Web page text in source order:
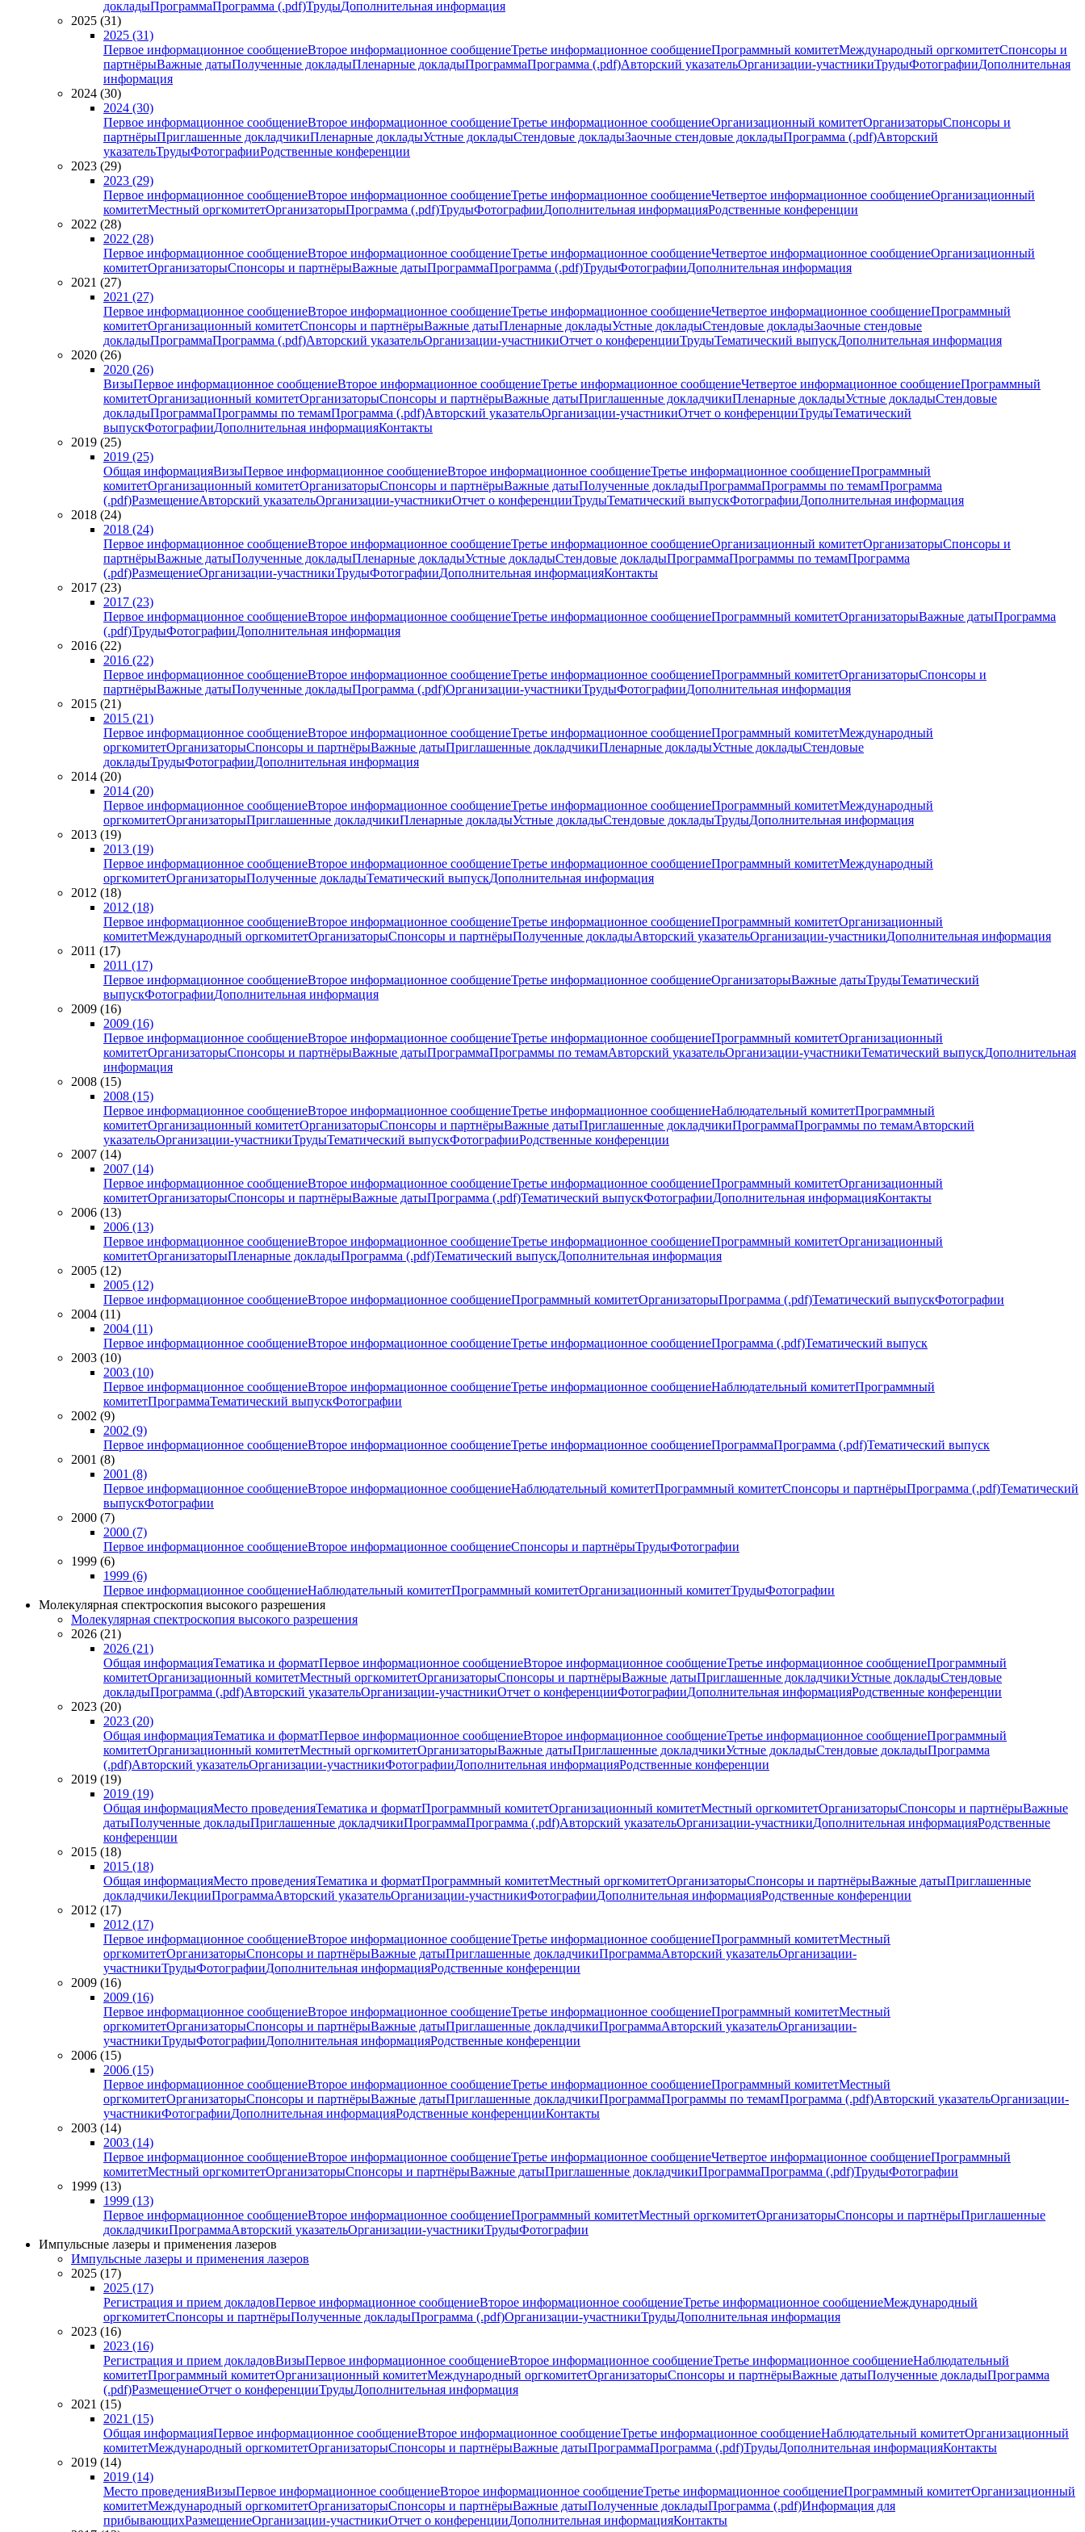
докладыПрограммаПрограмма (.pdf)ТрудыДополнительная информация
2025 (31)
2025 (31)
Первое информационное сообщениеВторое информационное сообщениеТретье информационное сообщениеПрограммный комитетМеждународный оргкомитетСпонсоры и
партнёрыВажные датыПолученные докладыПленарные докладыПрограммаПрограмма (.pdf)Авторский указательОрганизации-участникиТрудыФотографииДополнительная
информация
2024 (30)
2024 (30)
Первое информационное сообщениеВторое информационное сообщениеТретье информационное сообщениеОрганизационный комитетОрганизаторыСпонсоры и
партнёрыПриглашенные докладчикиПленарные докладыУстные докладыСтендовые докладыЗаочные стендовые докладыПрограмма (.pdf)Авторский
указательТрудыФотографииРодственные конференции
2023 (29)
2023 (29)
Первое информационное сообщениеВторое информационное сообщениеТретье информационное сообщениеЧетвертое информационное сообщениеОрганизационный
комитетМестный оргкомитетОрганизаторыПрограмма (.pdf)ТрудыФотографииДополнительная информацияРодственные конференции
2022 (28)
2022 (28)
Первое информационное сообщениеВторое информационное сообщениеТретье информационное сообщениеЧетвертое информационное сообщениеОрганизационный
комитетОрганизаторыСпонсоры и партнёрыВажные датыПрограммаПрограмма (.pdf)ТрудыФотографииДополнительная информация
2021 (27)
2021 (27)
Первое информационное сообщениеВторое информационное сообщениеТретье информационное сообщениеЧетвертое информационное сообщениеПрограммный
комитетОрганизационный комитетСпонсоры и партнёрыВажные датыПленарные докладыУстные докладыСтендовые докладыЗаочные стендовые
докладыПрограммаПрограмма (.pdf)Авторский указательОрганизации-участникиОтчет о конференцииТрудыТематический выпускДополнительная информация
2020 (26)
2020 (26)
ВизыПервое информационное сообщениеВторое информационное сообщениеТретье информационное сообщениеЧетвертое информационное сообщениеПрограммный
комитетОрганизационный комитетОрганизаторыСпонсоры и партнёрыВажные датыПриглашенные докладчикиПленарные докладыУстные докладыСтендовые
докладыПрограммаПрограммы по темамПрограмма (.pdf)Авторский указательОрганизации-участникиОтчет о конференцииТрудыТематический
выпускФотографииДополнительная информацияКонтакты
2019 (25)
2019 (25)
Общая информацияВизыПервое информационное сообщениеВторое информационное сообщениеТретье информационное сообщениеПрограммный
комитетОрганизационный комитетОрганизаторыСпонсоры и партнёрыВажные датыПолученные докладыПрограммаПрограммы по темамПрограмма
(.pdf)РазмещениеАвторский указательОрганизации-участникиОтчет о конференцииТрудыТематический выпускФотографииДополнительная информация
2018 (24)
2018 (24)
Первое информационное сообщениеВторое информационное сообщениеТретье информационное сообщениеОрганизационный комитетОрганизаторыСпонсоры и
партнёрыВажные датыПолученные докладыПленарные докладыУстные докладыСтендовые докладыПрограммаПрограммы по темамПрограмма
(.pdf)РазмещениеОрганизации-участникиТрудыФотографииДополнительная информацияКонтакты
2017 (23)
2017 (23)
Первое информационное сообщениеВторое информационное сообщениеТретье информационное сообщениеПрограммный комитетОрганизаторыВажные датыПрограмма
(.pdf)ТрудыФотографииДополнительная информация
2016 (22)
2016 (22)
Первое информационное сообщениеВторое информационное сообщениеТретье информационное сообщениеПрограммный комитетОрганизаторыСпонсоры и
партнёрыВажные датыПолученные докладыПрограмма (.pdf)Организации-участникиТрудыФотографииДополнительная информация
2015 (21)
2015 (21)
Первое информационное сообщениеВторое информационное сообщениеТретье информационное сообщениеПрограммный комитетМеждународный
оргкомитетОрганизаторыСпонсоры и партнёрыВажные датыПриглашенные докладчикиПленарные докладыУстные докладыСтендовые
докладыТрудыФотографииДополнительная информация
2014 (20)
2014 (20)
Первое информационное сообщениеВторое информационное сообщениеТретье информационное сообщениеПрограммный комитетМеждународный
оргкомитетОрганизаторыПриглашенные докладчикиПленарные докладыУстные докладыСтендовые докладыТрудыДополнительная информация
2013 (19)
2013 (19)
Первое информационное сообщениеВторое информационное сообщениеТретье информационное сообщениеПрограммный комитетМеждународный
оргкомитетОрганизаторыПолученные докладыТематический выпускДополнительная информация
2012 (18)
2012 (18)
Первое информационное сообщениеВторое информационное сообщениеТретье информационное сообщениеПрограммный комитетОрганизационный
комитетМеждународный оргкомитетОрганизаторыСпонсоры и партнёрыПолученные докладыАвторский указательОрганизации-участникиДополнительная информация
2011 (17)
2011 (17)
Первое информационное сообщениеВторое информационное сообщениеТретье информационное сообщениеОрганизаторыВажные датыТрудыТематический
выпускФотографииДополнительная информация
2009 (16)
2009 (16)
Первое информационное сообщениеВторое информационное сообщениеТретье информационное сообщениеПрограммный комитетОрганизационный
комитетОрганизаторыСпонсоры и партнёрыВажные датыПрограммаПрограммы по темамАвторский указательОрганизации-участникиТематический выпускДополнительная
информация
2008 (15)
2008 (15)
Первое информационное сообщениеВторое информационное сообщениеТретье информационное сообщениеНаблюдательный комитетПрограммный
комитетОрганизационный комитетОрганизаторыСпонсоры и партнёрыВажные датыПриглашенные докладчикиПрограммаПрограммы по темамАвторский
указательОрганизации-участникиТрудыТематический выпускФотографииРодственные конференции
2007 (14)
2007 (14)
Первое информационное сообщениеВторое информационное сообщениеТретье информационное сообщениеПрограммный комитетОрганизационный
комитетОрганизаторыСпонсоры и партнёрыВажные датыПрограмма (.pdf)Тематический выпускФотографииДополнительная информацияКонтакты
2006 (13)
2006 (13)
Первое информационное сообщениеВторое информационное сообщениеТретье информационное сообщениеПрограммный комитетОрганизационный
комитетОрганизаторыПленарные докладыПрограмма (.pdf)Тематический выпускДополнительная информация
2005 (12)
2005 (12)
Первое информационное сообщениеВторое информационное сообщениеПрограммный комитетОрганизаторыПрограмма (.pdf)Тематический выпускФотографии
2004 (11)
2004 (11)
Первое информационное сообщениеВторое информационное сообщениеТретье информационное сообщениеПрограмма (.pdf)Тематический выпуск
2003 (10)
2003 (10)
Первое информационное сообщениеВторое информационное сообщениеТретье информационное сообщениеНаблюдательный комитетПрограммный
комитетПрограммаТематический выпускФотографии
2002 (9)
2002 (9)
Первое информационное сообщениеВторое информационное сообщениеТретье информационное сообщениеПрограммаПрограмма (.pdf)Тематический выпуск
2001 (8)
2001 (8)
Первое информационное сообщениеВторое информационное сообщениеНаблюдательный комитетПрограммный комитетСпонсоры и партнёрыПрограмма (.pdf)Тематический
выпускФотографии
2000 (7)
2000 (7)
Первое информационное сообщениеВторое информационное сообщениеСпонсоры и партнёрыТрудыФотографии
1999 (6)
1999 (6)
Первое информационное сообщениеНаблюдательный комитетПрограммный комитетОрганизационный комитетТрудыФотографии
Молекулярная спектроскопия высокого разрешения
Молекулярная спектроскопия высокого разрешения
2026 (21)
2026 (21)
Общая информацияТематика и форматПервое информационное сообщениеВторое информационное сообщениеТретье информационное сообщениеПрограммный
комитетОрганизационный комитетМестный оргкомитетОрганизаторыСпонсоры и партнёрыВажные датыПриглашенные докладчикиУстные докладыСтендовые
докладыПрограмма (.pdf)Авторский указательОрганизации-участникиОтчет о конференцииФотографииДополнительная информацияРодственные конференции
2023 (20)
2023 (20)
Общая информацияТематика и форматПервое информационное сообщениеВторое информационное сообщениеТретье информационное сообщениеПрограммный
комитетОрганизационный комитетМестный оргкомитетОрганизаторыВажные датыПриглашенные докладчикиУстные докладыСтендовые докладыПрограмма
(.pdf)Авторский указательОрганизации-участникиФотографииДополнительная информацияРодственные конференции
2019 (19)
2019 (19)
Общая информацияМесто проведенияТематика и форматПрограммный комитетОрганизационный комитетМестный оргкомитетОрганизаторыСпонсоры и партнёрыВажные
датыПолученные докладыПриглашенные докладчикиПрограммаПрограмма (.pdf)Авторский указательОрганизации-участникиДополнительная информацияРодственные
конференции
2015 (18)
2015 (18)
Общая информацияМесто проведенияТематика и форматПрограммный комитетМестный оргкомитетОрганизаторыСпонсоры и партнёрыВажные датыПриглашенные
докладчикиЛекцииПрограммаАвторский указательОрганизации-участникиФотографииДополнительная информацияРодственные конференции
2012 (17)
2012 (17)
Первое информационное сообщениеВторое информационное сообщениеТретье информационное сообщениеПрограммный комитетМестный
оргкомитетОрганизаторыСпонсоры и партнёрыВажные датыПриглашенные докладчикиПрограммаАвторский указательОрганизации-
участникиТрудыФотографииДополнительная информацияРодственные конференции
2009 (16)
2009 (16)
Первое информационное сообщениеВторое информационное сообщениеТретье информационное сообщениеПрограммный комитетМестный
оргкомитетОрганизаторыСпонсоры и партнёрыВажные датыПриглашенные докладчикиПрограммаАвторский указательОрганизации-
участникиТрудыФотографииДополнительная информацияРодственные конференции
2006 (15)
2006 (15)
Первое информационное сообщениеВторое информационное сообщениеТретье информационное сообщениеПрограммный комитетМестный
оргкомитетОрганизаторыСпонсоры и партнёрыВажные датыПриглашенные докладчикиПрограммаПрограммы по темамПрограмма (.pdf)Авторский указательОрганизации-
участникиФотографииДополнительная информацияРодственные конференцииКонтакты
2003 (14)
2003 (14)
Первое информационное сообщениеВторое информационное сообщениеТретье информационное сообщениеЧетвертое информационное сообщениеПрограммный
комитетМестный оргкомитетОрганизаторыСпонсоры и партнёрыВажные датыПриглашенные докладчикиПрограммаПрограмма (.pdf)ТрудыФотографии
1999 (13)
1999 (13)
Первое информационное сообщениеВторое информационное сообщениеПрограммный комитетМестный оргкомитетОрганизаторыСпонсоры и партнёрыПриглашенные
докладчикиПрограммаАвторский указательОрганизации-участникиТрудыФотографии
Импульсные лазеры и применения лазеров
Импульсные лазеры и применения лазеров
2025 (17)
2025 (17)
Регистрация и прием докладовПервое информационное сообщениеВторое информационное сообщениеТретье информационное сообщениеМеждународный
оргкомитетСпонсоры и партнёрыПолученные докладыПрограмма (.pdf)Организации-участникиТрудыДополнительная информация
2023 (16)
2023 (16)
Регистрация и прием докладовВизыПервое информационное сообщениеВторое информационное сообщениеТретье информационное сообщениеНаблюдательный
комитетПрограммный комитетОрганизационный комитетМеждународный оргкомитетОрганизаторыСпонсоры и партнёрыВажные датыПолученные докладыПрограмма
(.pdf)РазмещениеОтчет о конференцииТрудыДополнительная информация
2021 (15)
2021 (15)
Общая информацияПервое информационное сообщениеВторое информационное сообщениеТретье информационное сообщениеНаблюдательный комитетОрганизационный
комитетМеждународный оргкомитетОрганизаторыСпонсоры и партнёрыВажные датыПрограммаПрограмма (.pdf)ТрудыДополнительная информацияКонтакты
2019 (14)
2019 (14)
Место проведенияВизыПервое информационное сообщениеВторое информационное сообщениеТретье информационное сообщениеПрограммный комитетОрганизационный
комитетМеждународный оргкомитетОрганизаторыСпонсоры и партнёрыВажные датыПолученные докладыПрограмма (.pdf)Информация для
прибывающихРазмещениеОрганизации-участникиОтчет о конференцииДополнительная информацияКонтакты